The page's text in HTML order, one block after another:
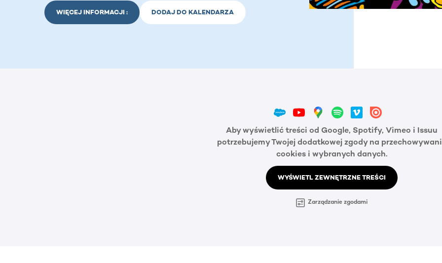
WIĘCEJ INFORMACJI : DODAJ DO KALENDARZA
Aby wyświetlić treści od Google, Spotify, Vimeo i Issuu
potrzebujemy Twojej dodatkowej zgody na
cookies i wybranych danych.
WYŚWIETL ZEWNĘTRZNE TREŚCI
Zarządzanie zgodami